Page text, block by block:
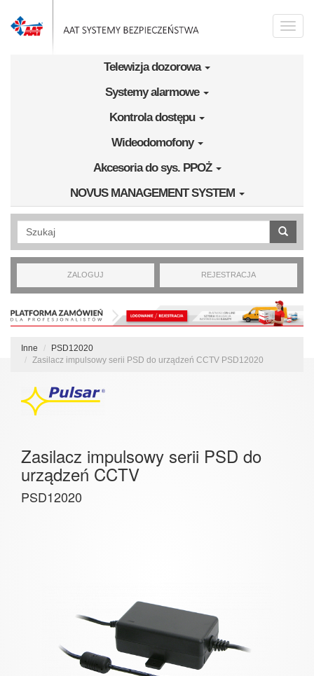
Toggle
Telewizja dozorowa
Systemy alarmowe
Kontrola dostępu
Wideodomofony
Akcesoria do sys. PPOŻ
NOVUS MANAGEMENT SYSTEM
Wyszukiwanie pełnotekstowe
ZALOGUJ REJESTRACJA
Inne
PSD12020
Zasilacz impulsowy serii PSD do urządzeń CCTV PSD12020
Zasilacz impulsowy serii PSD do
urządzeń CCTV
PSD12020